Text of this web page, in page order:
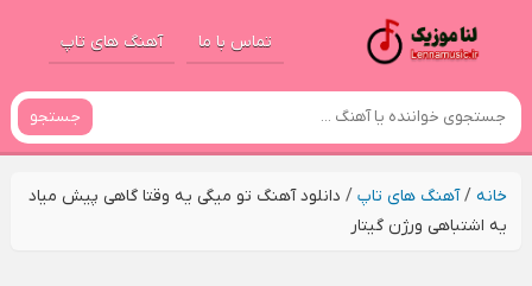
تماس با ما آهنگ های تاپ
جستجو
خانه/آهنگ های تاپ/ دانلود آهنگ تو میگی یه وقتا گاهی پیش میاد
یه اشتباهی ورژن گیتار